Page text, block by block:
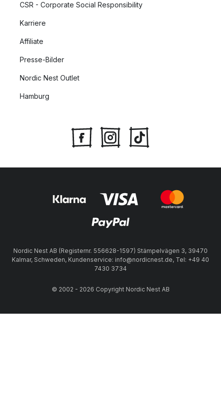
CSR - Corporate Social Responsibility
Karriere
Affiliate
Presse-Bilder
Nordic Nest Outlet
Hamburg
Nordic Nest AB (Registernr. 556628-1597) Stämpelvägen 3, 39470
Kalmar, Schweden, Kundenservice: info@nordicnest.de, Tel: +49 40
7430 3734
© 2002 - 2026 Copyright Nordic Nest AB